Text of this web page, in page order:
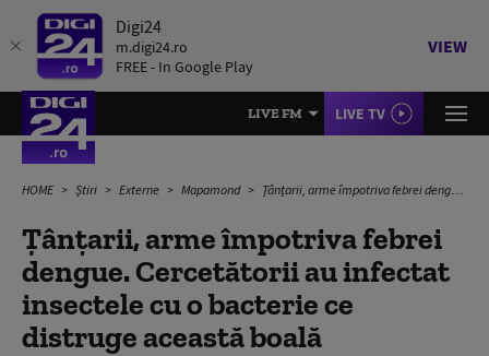
Digi24
m.digi24.ro
FREE - In Google Play
VIEW
LIVE FM LIVE TV
HOME Știri Externe Mapamond Țânţarii, arme împotriva febrei dengue. Cercetătorii au infectat insectele cu o bacterie ce distruge această boală
Țânţarii, arme împotriva febrei
dengue. Cercetătorii au infectat
insectele cu o bacterie ce
distruge această boală